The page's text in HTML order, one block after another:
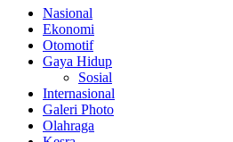
Nasional
Ekonomi
Otomotif
Gaya Hidup
Sosial
Internasional
Galeri Photo
Olahraga